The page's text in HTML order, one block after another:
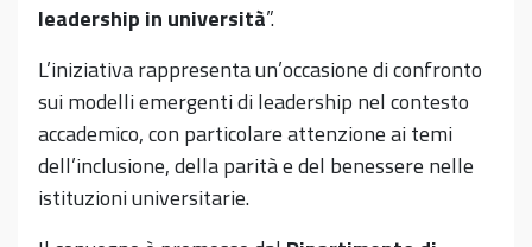
leadership in università”.
L’iniziativa rappresenta un’occasione di confronto
sui modelli emergenti di leadership nel contesto
accademico, con particolare attenzione ai temi
dell’inclusione, della parità e del benessere nelle
istituzioni universitarie.